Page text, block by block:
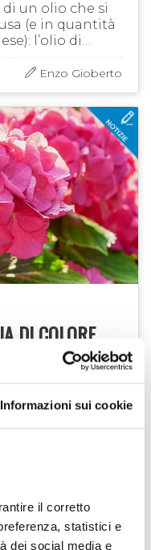
Informazioni sui cookie
il corretto
statistici e
dei social media e
un olio che si
(e in quantità
l’olio di
il simpatico
Enzo Gioberto
DI COLORE
ABBELLISCE
o
le
alla famiglia